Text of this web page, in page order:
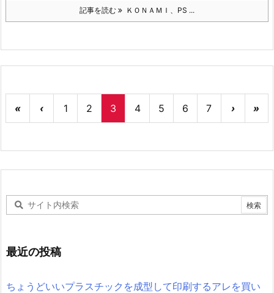
記事を読む ＫＯＮＡＭＩ、PS ...
« ‹ 1 2 3 4 5 6 7 › »
最近の投稿
ちょうどいいプラスチックを成型して印刷するアレを買い